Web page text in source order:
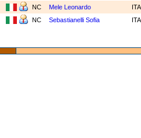
NC Mele Leonardo
NC Sebastianelli Sofia